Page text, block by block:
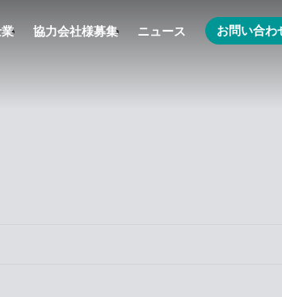
協力会社様募集 ニュース お問い合わ